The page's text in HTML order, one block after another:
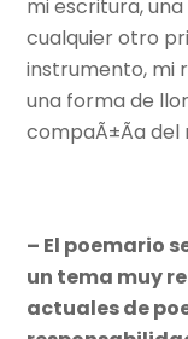
mi escritura,
cualquier otro
instrumento, mi
una forma de
compaÃ±Ã­a del
– El poemario
un tema muy
actuales de